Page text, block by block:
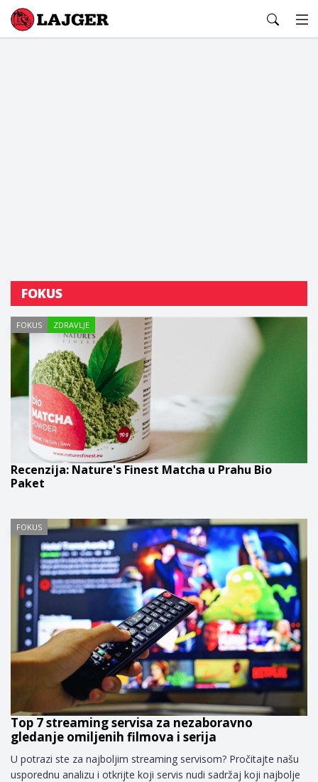
Lajger
FOKUS
FOKUS ZDRAVLJE
Recenzija: Nature's Finest Matcha u Prahu Bio
Paket
FOKUS
Top 7 streaming servisa za nezaboravno
gledanje omiljenih filmova i serija
U potrazi ste za najboljim streaming servisom? Pročitajte našu
usporednu analizu i otkrijte koji servis nudi sadržaj koji najbolje